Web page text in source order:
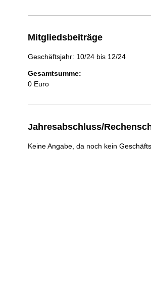
Mitgliedsbeiträge
Geschäftsjahr: 10/24 bis 12/24
Gesamtsumme:
0 Euro
Jahresabschluss/
Keine Angabe, da noch kein